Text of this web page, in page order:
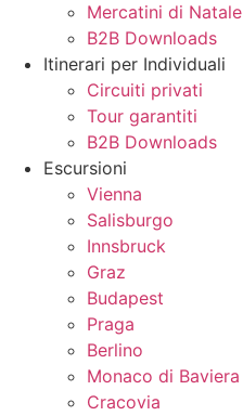
Mercatini di Natale
B2B Downloads
Itinerari per Individuali
Circuiti privati
Tour garantiti
B2B Downloads
Escursioni
Vienna
Salisburgo
Innsbruck
Graz
Budapest
Praga
Berlino
Monaco di Baviera
Cracovia